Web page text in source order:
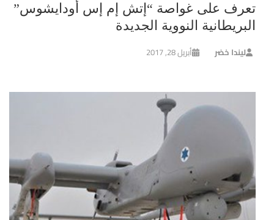
تعرف على غواصة “إتش إم إس أودايشوس”
البريطانية النووية الجديدة
ليندا خضر أبريل 28, 2017